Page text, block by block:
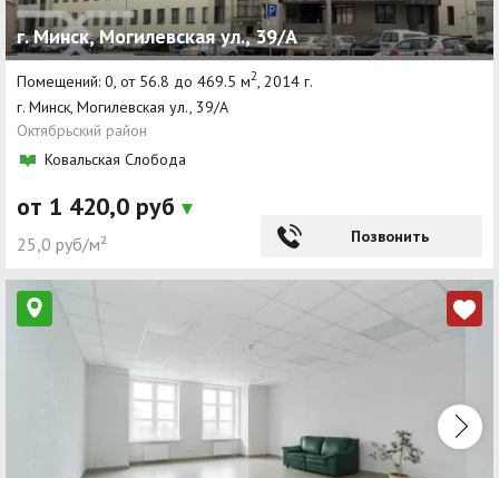
г. Минск, Могилевская ул., 39/А
Помещений: 0, от 56.8 до 469.5 м2 , 2014 г.
г. Минск, Могилевская ул., 39/А
Октябрьский район
Ковальская Слобода
от 1 420,0 руб
25,0 руб/м² Позвонить